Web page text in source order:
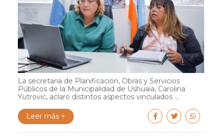
La secretaria de Planificación, Obras y Servicios
Públicos de la Municipalidad de Ushuaia, Carolina
Yutrovic, aclaró distintos aspectos vinculados ...
Leer más +